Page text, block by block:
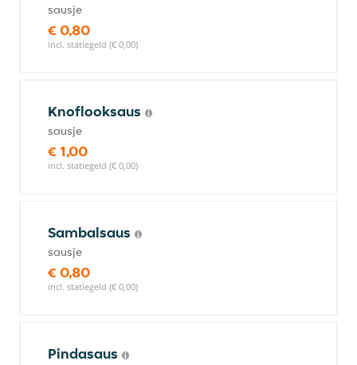
sausje
€ 0,80
incl. statiegeld (€ 0,00)
Knoflooksaus
sausje
€ 1,00
incl. statiegeld (€ 0,00)
Sambalsaus
sausje
€ 0,80
incl. statiegeld (€ 0,00)
Pindasaus